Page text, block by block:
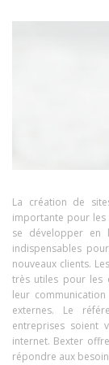
La création de
importante pour les
se développer en
indispensables
nouveaux clients.
très utiles pour les
leur
externes. Le
entreprises soient
internet. Bexter
répondre aux